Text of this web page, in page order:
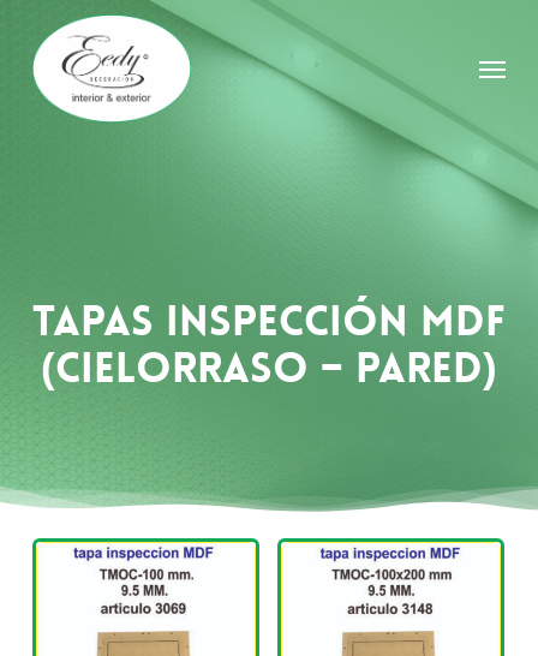
main
content
Menu
Tapas Inspección MDF
(cielorraso – pared)